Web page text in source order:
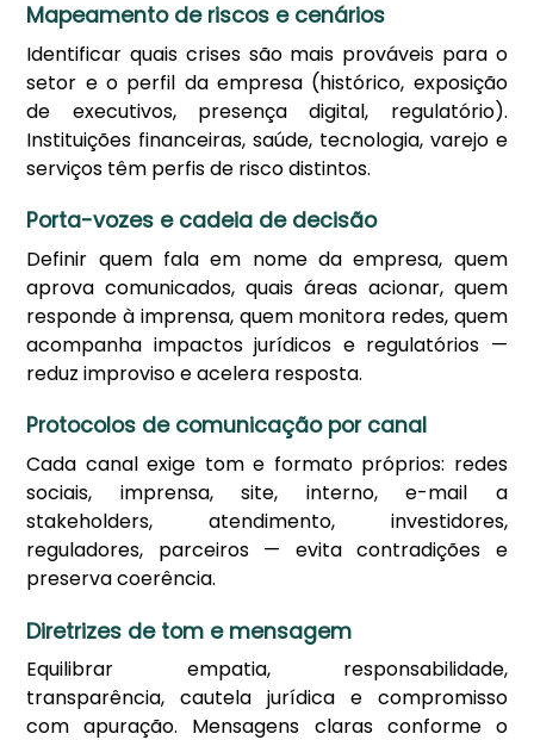
Mapeamento de riscos e cenários
Identificar quais crises são mais prováveis para o
setor e o perfil da empresa (histórico, exposição
de executivos, presença digital, regulatório).
Instituições financeiras, saúde, tecnologia, varejo e
serviços têm perfis de risco distintos.
Porta-vozes e cadeia de decisão
Definir quem fala em nome da empresa, quem
aprova comunicados, quais áreas acionar, quem
responde à imprensa, quem monitora redes, quem
acompanha impactos jurídicos e regulatórios —
reduz improviso e acelera resposta.
Protocolos de comunicação por canal
Cada canal exige tom e formato próprios: redes
sociais, imprensa, site, interno, e-mail a
stakeholders, atendimento, investidores,
reguladores, parceiros — evita contradições e
preserva coerência.
Diretrizes de tom e mensagem
Equilibrar empatia, responsabilidade,
transparência, cautela jurídica e compromisso
com apuração. Mensagens claras conforme o